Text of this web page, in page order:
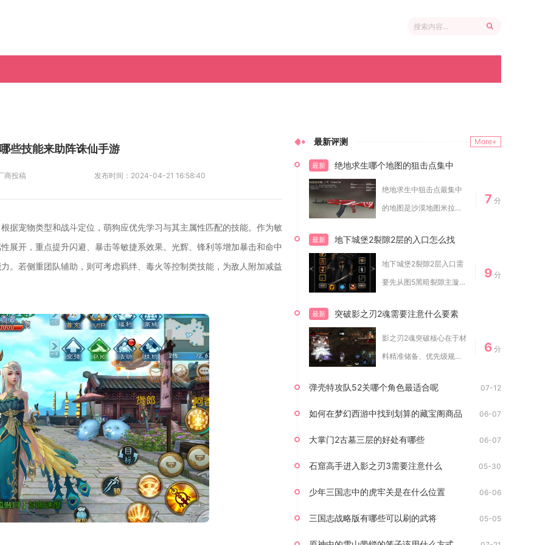
些技能来助阵诛仙手游
商投稿 发布时间： 2024-04-21 16:58:40
据宠物类型和战斗定位，萌狗应优先学习与其主属性匹配的技能。作为敏
展开，重点提升闪避、暴击等敏捷系效果。光辉、锋利等增加暴击和命中
。若侧重团队辅助，则可考虑羁绊、毒火等控制类技能，为敌人附加减益
最新评测 More+
最新 绝地求生哪个地图的狙击点集中
绝地求生中狙击点最集中
的地图是沙漠地图米拉
7 分
最新 地下城堡2裂隙2层的入口怎么找
地下城堡2裂隙2层入口需
要先从图5黑暗裂隙主漩涡
9 分
最新 突破影之刃2魂需要注意什么要素
影之刃2魂突破核心在于材
料精准储备、优先级规
6 分
弹壳特攻队52关哪个角色最适合呢 07-12
如何在梦幻西游中找到划算的藏宝阁商品 06-07
大掌门2古墓三层的好处有哪些 06-07
石窟高手进入影之刃3需要注意什么 05-30
少年三国志中的虎牢关是在什么位置 06-06
三国志战略版有哪些可以刷的武将 05-05